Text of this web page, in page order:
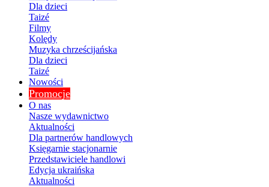
Dla dzieci
Taizé
Filmy
Kolędy
Muzyka chrześcijańska
Dla dzieci
Taizé
Nowości
Promocje
O nas
Nasze wydawnictwo
Aktualności
Dla partnerów handlowych
Księgarnie stacjonarnie
Przedstawiciele handlowi
Edycja ukraińska
Aktualności